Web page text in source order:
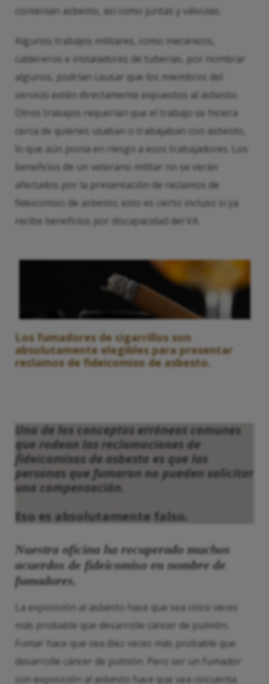
contenían asbesto, así como juntas y válvulas.
Algunos trabajos militares, como mecánicos,
caldereros e instaladores de tuberías, por nombrar
algunos, podrían causar que los miembros del
servicio estén directamente expuestos al asbesto.
Otros trabajos requerían que el trabajo se hiciera
cerca de quienes usaban o trabajaban con asbesto,
lo que aún ponía en riesgo a esos trabajadores. Los
beneficios de un veterano militar no se verán
afectados por la presentación de reclamos de
fideicomiso de asbesto; esto es cierto incluso si ya
recibe beneficios por discapacidad del VA.
Los fumadores de cigarrillos son
absolutamente elegibles para presentar
reclamos de fideicomiso de asbesto.
Uno de los conceptos erróneos comunes
que rodean las reclamaciones de
fideicomisos de asbesto es que las
personas que fumaron no pueden solicitar
una compensación.
Eso es absolutamente falso.
Nuestra oficina ha recuperado muchos
acuerdos de fideicomiso en nombre de
fumadores.
La exposición al asbesto hace que sea cinco veces
más probable que desarrolle cáncer de pulmón.
Fumar hace que sea diez veces más probable que
desarrolle cáncer de pulmón. Pero ser un fumador
con exposición al asbesto hace que sea cincuenta